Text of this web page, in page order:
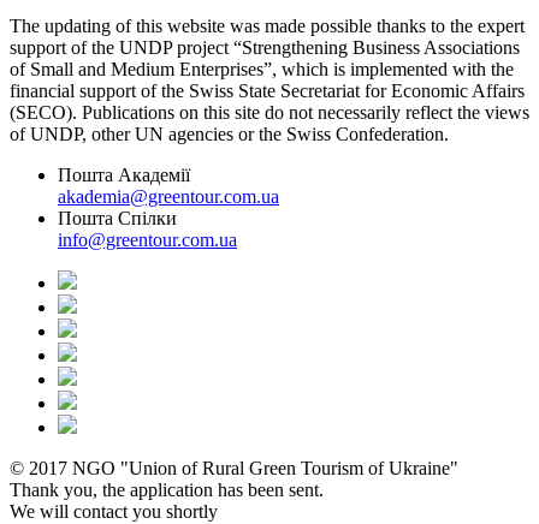
The updating of this website was made possible thanks to the expert
support of the UNDP project “Strengthening Business Associations
of Small and Medium Enterprises”, which is implemented with the
financial support of the Swiss State Secretariat for Economic Affairs
(SECO). Publications on this site do not necessarily reflect the views
of UNDP, other UN agencies or the Swiss Confederation.
Пошта Академії
akademia@greentour.com.ua
Пошта Спілки
info@greentour.com.ua
© 2017 NGO "Union of Rural Green Tourism of Ukraine"
Thank you, the application has been sent.
We will contact you shortly